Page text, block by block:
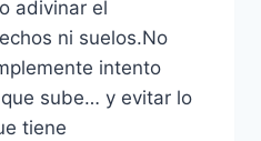
adivinar el
ni suelos.No
intento
sube… y evitar lo
tiene